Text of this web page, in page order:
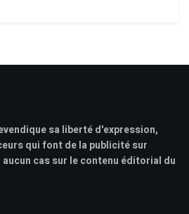
sa liberté d'expression,
qui font de la publicité sur
cas sur le contenu éditorial du